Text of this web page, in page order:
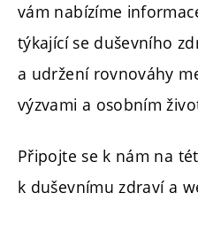
vám nabízíme
týkající se duševního
a udržení rovnováhy
výzvami a osobním
Připojte se k nám na
k duševnímu zdraví a